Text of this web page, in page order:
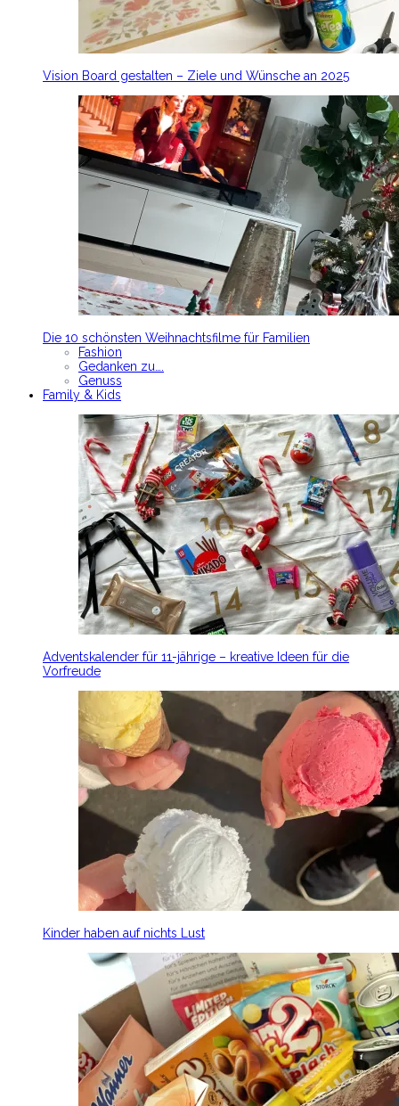
Vision Board gestalten – Ziele und Wünsche an 2025
Die 10 schönsten Weihnachtsfilme für Familien
Fashion
Gedanken zu….
Genuss
Family & Kids
Adventskalender für 11-jährige – kreative Ideen für die
Vorfreude
Kinder haben auf nichts Lust